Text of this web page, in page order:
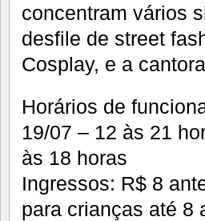
concentram vários
desfile de street
Cosplay, e a
Horários de
19/07 – 12 às 21
às 18 horas
Ingressos: R$ 8
para crianças até 8